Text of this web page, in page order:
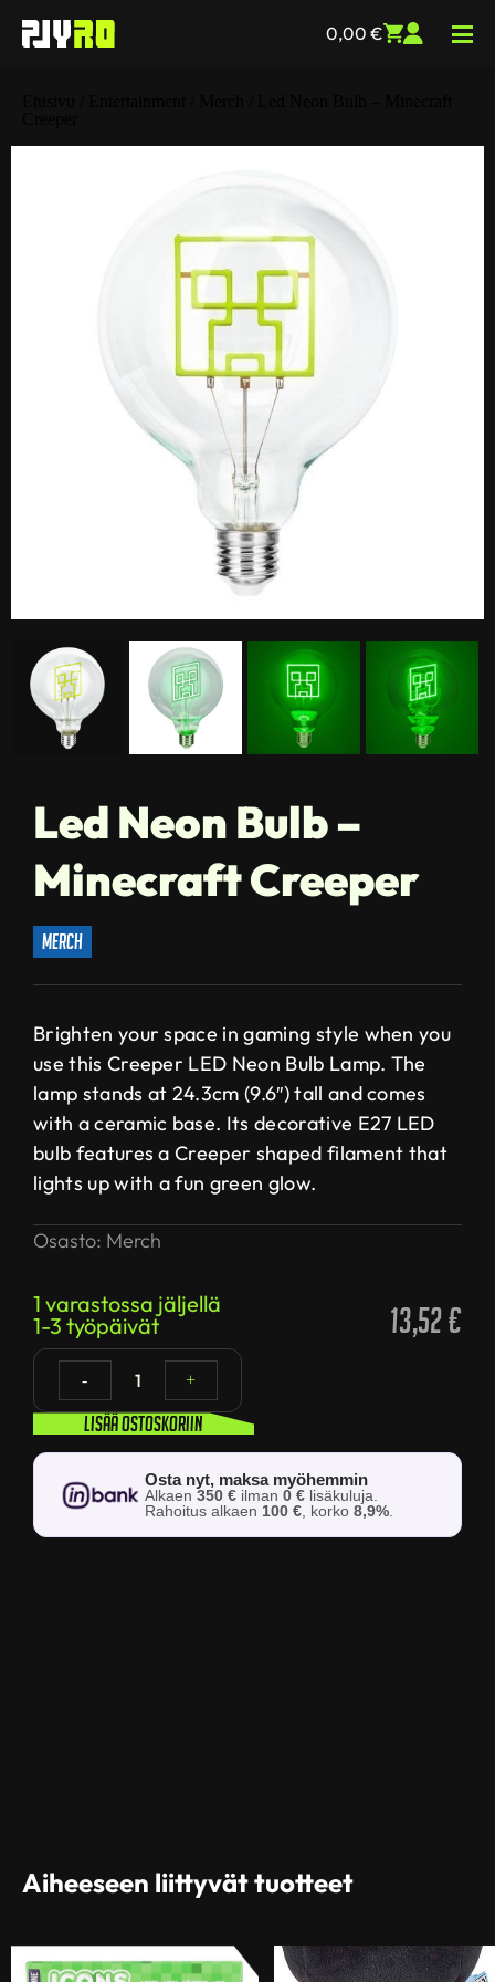
0,00 €
Led Neon Bulb –
Minecraft Creeper
merch
Brighten your space in gaming style when you
use this Creeper LED Neon Bulb Lamp. The
lamp stands at 24.3cm (9.6″) tall and comes
with a ceramic base. Its decorative E27 LED
bulb features a Creeper shaped filament that
lights up with a fun green glow.
Osasto: Merch
1 varastossa jäljellä
1-3 työpäivät
13,52€
- 1 +
Lisää ostoskoriin
Osta nyt, maksa myöhemmin
Alkaen350 € ilman0 € lisäkuluja.
Rahoitus alkaen 100 €, korko8,9%.
Aiheeseen liittyvät tuotteet